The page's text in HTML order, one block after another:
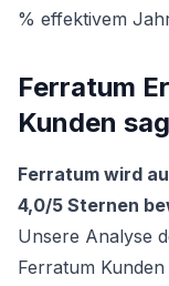
% effektivem
Ferratum
Kunden
Ferratum wird
4,0/5 Sternen
Unsere Analyse
Ferratum